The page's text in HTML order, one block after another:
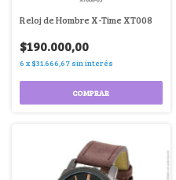
Reloj de Hombre X-Time XT008
$190.000,00
6 x$31.666,67 sin interés
COMPRAR